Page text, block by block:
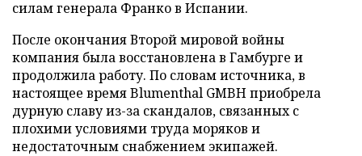
силам генерала Франко в Испании.
После окончания Второй мировой войны
компания была восстановлена в Гамбурге и
продолжила работу. По словам источника, в
настоящее время Blumenthal GMBH приобрела
дурную славу из-за скандалов, связанных с
плохими условиями труда моряков и
недостаточным снабжением экипажей.